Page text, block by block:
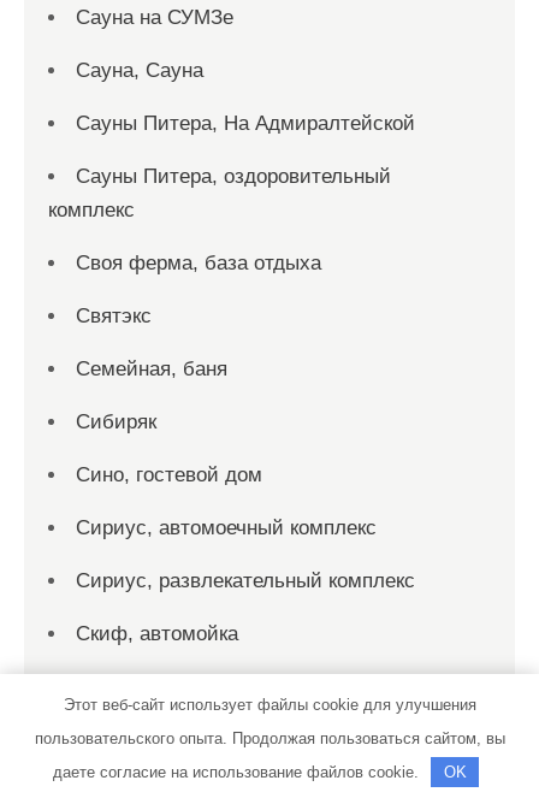
Сауна на СУМЗе
Сауна, Сауна
Сауны Питера, На Адмиралтейской
Сауны Питера, оздоровительный
комплекс
Своя ферма, база отдыха
Святэкс
Семейная, баня
Сибиряк
Сино, гостевой дом
Сириус, автомоечный комплекс
Сириус, развлекательный комплекс
Скиф, автомойка
Скиф, автомойка
Этот веб-сайт использует файлы cookie для улучшения
пользовательского опыта. Продолжая пользоваться сайтом, вы
даете согласие на использование файлов cookie.
OK